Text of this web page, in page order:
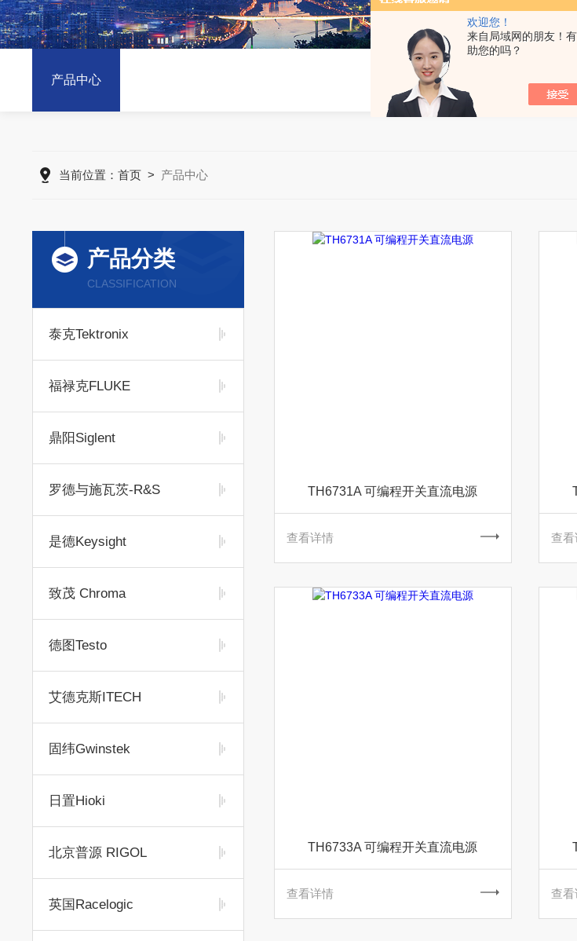
欢迎您！
来自局域网的朋友！
助您的吗？
产品中心
当前位置： 首页> 产品中心
产品分类
CLASSIFICATION
泰克Tektronix
福禄克FLUKE
鼎阳Siglent
罗德与施瓦茨-R&S
是德Keysight
致茂 Chroma
德图Testo
艾德克斯ITECH
固纬Gwinstek
日置Hioki
北京普源 RIGOL
英国Racelogic
TH6731A 可编程开关直流电源
查看详情 查
TH6733A 可编程开关直流电源
查看详情 查